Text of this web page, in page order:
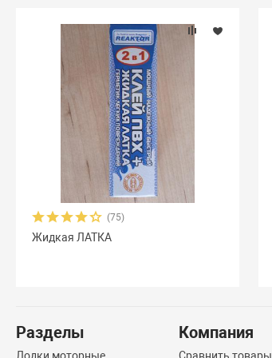
(75)
Жидкая ЛАТКА
Разделы Компания